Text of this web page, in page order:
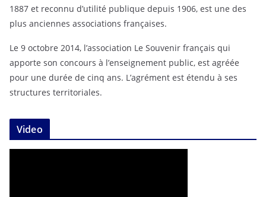
1887 et reconnu d’utilité publique depuis 1906, est une des
plus anciennes associations françaises.
Le 9 octobre 2014, l’association Le Souvenir français qui
apporte son concours à l’enseignement public, est agréée
pour une durée de cinq ans. L’agrément est étendu à ses
structures territoriales.
Video